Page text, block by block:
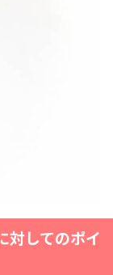
対してのポイ